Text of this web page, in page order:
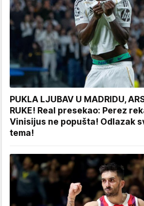
PUKLA LJUBAV U MADRIDU,
RUKE! Real presekao: Perez
Vinisijus ne popušta! Odlazak
tema!